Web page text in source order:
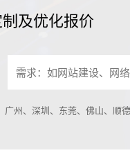
及优化报价
州、深圳、东莞、佛山、顺